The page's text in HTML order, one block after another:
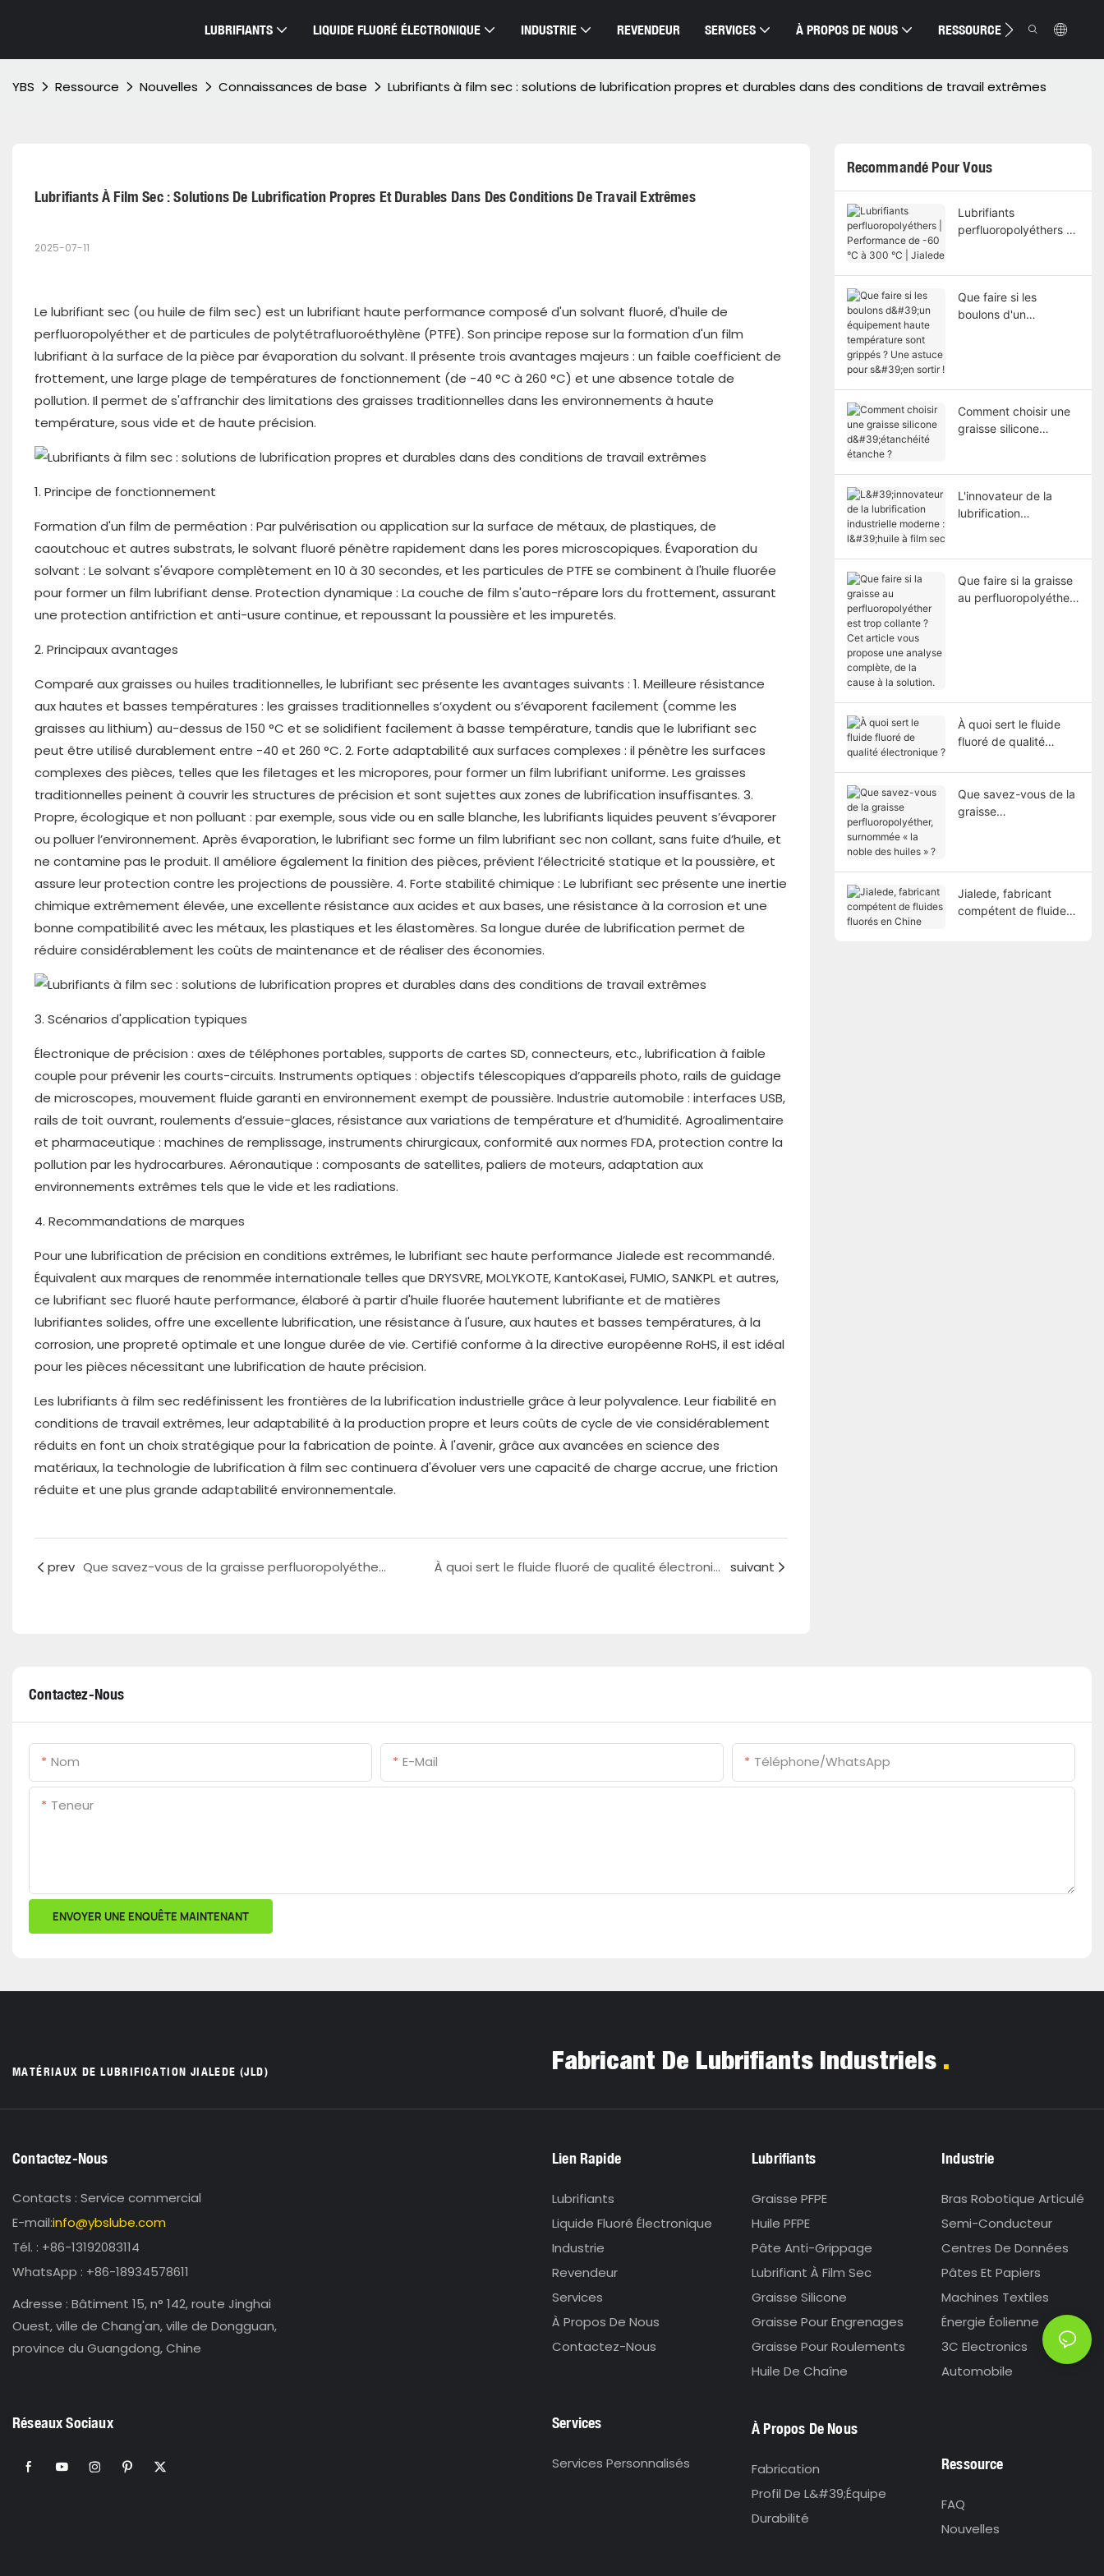
LUBRIFIANTS LIQUIDE FLUORÉ ÉLECTRONIQUE INDUSTRIE REVENDEUR SERVICES À PROPOS DE NOUS RESSOURCE
YBS Ressource Nouvelles Connaissances de base Lubrifiants à film sec : solutions de lubrification propres et durables dans des conditions de travail extrêmes
Lubrifiants À Film Sec : Solutions De Lubrification Propres Et Durables Dans Des Conditions De Travail Extrêmes
2025-07-11
Le lubrifiant sec (ou huile de film sec) est un lubrifiant haute performance composé d'un solvant fluoré, d'huile de
perfluoropolyéther et de particules de polytétrafluoroéthylène (PTFE). Son principe repose sur la formation d'un film
lubrifiant à la surface de la pièce par évaporation du solvant. Il présente trois avantages majeurs : un faible coefficient de
frottement, une large plage de températures de fonctionnement (de -40 °C à 260 °C) et une absence totale de
pollution. Il permet de s'affranchir des limitations des graisses traditionnelles dans les environnements à haute
température, sous vide et de haute précision.
1. Principe de fonctionnement
Formation d'un film de perméation : Par pulvérisation ou application sur la surface de métaux, de plastiques, de
caoutchouc et autres substrats, le solvant fluoré pénètre rapidement dans les pores microscopiques. Évaporation du
solvant : Le solvant s'évapore complètement en 10 à 30 secondes, et les particules de PTFE se combinent à l'huile fluorée
pour former un film lubrifiant dense. Protection dynamique : La couche de film s'auto-répare lors du frottement, assurant
une protection antifriction et anti-usure continue, et repoussant la poussière et les impuretés.
2. Principaux avantages
Comparé aux graisses ou huiles traditionnelles, le lubrifiant sec présente les avantages suivants : 1. Meilleure résistance
aux hautes et basses températures : les graisses traditionnelles s’oxydent ou s’évaporent facilement (comme les
graisses au lithium) au-dessus de 150 °C et se solidifient facilement à basse température, tandis que le lubrifiant sec
peut être utilisé durablement entre -40 et 260 °C. 2. Forte adaptabilité aux surfaces complexes : il pénètre les surfaces
complexes des pièces, telles que les filetages et les micropores, pour former un film lubrifiant uniforme. Les graisses
traditionnelles peinent à couvrir les structures de précision et sont sujettes aux zones de lubrification insuffisantes. 3.
Propre, écologique et non polluant : par exemple, sous vide ou en salle blanche, les lubrifiants liquides peuvent s’évaporer
ou polluer l’environnement. Après évaporation, le lubrifiant sec forme un film lubrifiant sec non collant, sans fuite d’huile, et
ne contamine pas le produit. Il améliore également la finition des pièces, prévient l’électricité statique et la poussière, et
assure leur protection contre les projections de poussière. 4. Forte stabilité chimique : Le lubrifiant sec présente une inertie
chimique extrêmement élevée, une excellente résistance aux acides et aux bases, une résistance à la corrosion et une
bonne compatibilité avec les métaux, les plastiques et les élastomères. Sa longue durée de lubrification permet de
réduire considérablement les coûts de maintenance et de réaliser des économies.
3. Scénarios d'application typiques
Électronique de précision : axes de téléphones portables, supports de cartes SD, connecteurs, etc., lubrification à faible
couple pour prévenir les courts-circuits. Instruments optiques : objectifs télescopiques d’appareils photo, rails de guidage
de microscopes, mouvement fluide garanti en environnement exempt de poussière. Industrie automobile : interfaces USB,
rails de toit ouvrant, roulements d’essuie-glaces, résistance aux variations de température et d’humidité. Agroalimentaire
et pharmaceutique : machines de remplissage, instruments chirurgicaux, conformité aux normes FDA, protection contre la
pollution par les hydrocarbures. Aéronautique : composants de satellites, paliers de moteurs, adaptation aux
environnements extrêmes tels que le vide et les radiations.
4. Recommandations de marques
Pour une lubrification de précision en conditions extrêmes, le lubrifiant sec haute performance Jialede est recommandé.
Équivalent aux marques de renommée internationale telles que DRYSVRE, MOLYKOTE, KantoKasei, FUMIO, SANKPL et autres,
ce lubrifiant sec fluoré haute performance, élaboré à partir d'huile fluorée hautement lubrifiante et de matières
lubrifiantes solides, offre une excellente lubrification, une résistance à l'usure, aux hautes et basses températures, à la
corrosion, une propreté optimale et une longue durée de vie. Certifié conforme à la directive européenne RoHS, il est idéal
pour les pièces nécessitant une lubrification de haute précision.
Les lubrifiants à film sec redéfinissent les frontières de la lubrification industrielle grâce à leur polyvalence. Leur fiabilité en
conditions de travail extrêmes, leur adaptabilité à la production propre et leurs coûts de cycle de vie considérablement
réduits en font un choix stratégique pour la fabrication de pointe. À l'avenir, grâce aux avancées en science des
matériaux, la technologie de lubrification à film sec continuera d'évoluer vers une capacité de charge accrue, une friction
réduite et une plus grande adaptabilité environnementale.
prev Que savez-vous de la graisse perfluoropolyéther, surnommée « la noble des huiles » ? À quoi sert le fluide fluoré de qualité électronique ? suivant
Recommandé Pour Vous
Lubrifiants
perfluoropolyéthers |
Que faire si les
boulons d'un
Comment choisir une
graisse silicone
L'innovateur de la
lubrification
Que faire si la graisse
au perfluoropolyéther
À quoi sert le fluide
fluoré de qualité
Que savez-vous de la
graisse
Jialede, fabricant
compétent de fluides
Contactez-Nous
Nom E-Mail Téléphone/WhatsApp
Teneur
ENVOYER UNE ENQUÊTE MAINTENANT
MATÉRIAUX DE LUBRIFICATION JIALEDE (JLD) Fabricant De Lubrifiants Industriels .
Contactez-Nous
Contacts : Service commercial
E-mail:info@ybslube.com
Tél. : +86-13192083114
WhatsApp : +86-18934578611
Adresse : Bâtiment 15, n° 142, route Jinghai
Ouest, ville de Chang'an, ville de Dongguan,
province du Guangdong, Chine
Réseaux Sociaux
Lien Rapide
Lubrifiants
Liquide Fluoré Électronique
Industrie
Revendeur
Services
À Propos De Nous
Contactez-Nous
Services
Services Personnalisés
Lubrifiants
Graisse PFPE
Huile PFPE
Pâte Anti-Grippage
Lubrifiant À Film Sec
Graisse Silicone
Graisse Pour Engrenages
Graisse Pour Roulements
Huile De Chaîne
À Propos De Nous
Fabrication
Profil De L&#39;équipe
Durabilité
Industrie
Bras Robotique Articulé
Semi-Conducteur
Centres De Données
Pâtes Et Papiers
Machines Textiles
Énergie Éolienne
3C Electronics
Automobile
Ressource
FAQ
Nouvelles